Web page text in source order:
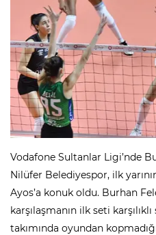
Vodafone Sultanlar Ligi’nde
Nilüfer Belediyespor, ilk
Ayos’a konuk oldu. Burhan
karşılaşmanın ilk seti
takımında oyundan